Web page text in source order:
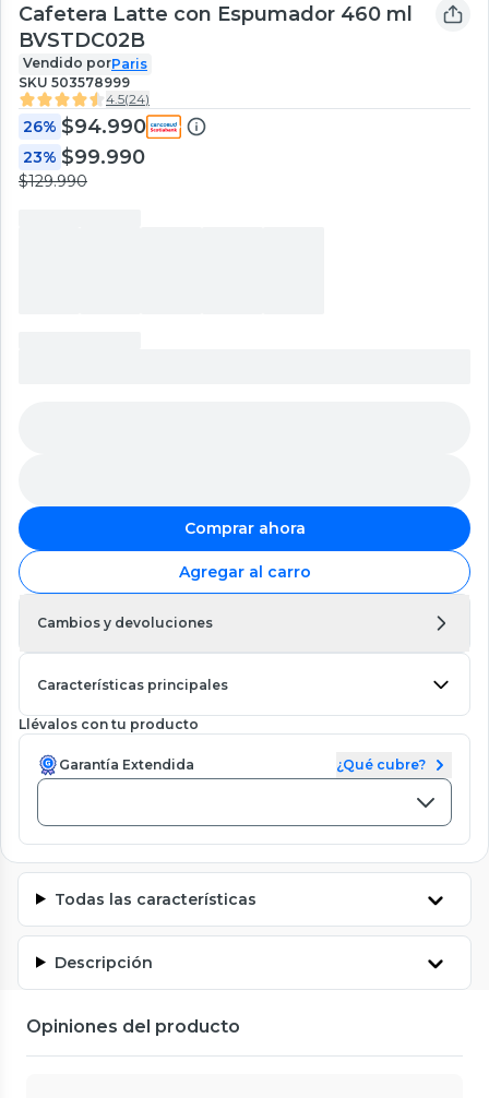
Cafetera Latte con Espumador 460 ml
BVSTDC02B
Vendido porParis
SKU 503578999
4.5(24)
26% $94.990
23% $99.990
$129.990
Comprar ahora
Agregar al carro
Cambios y devoluciones
Características principales
Llévalos con tu producto
Garantía Extendida ¿Qué cubre?
Todas las características
Descripción
Opiniones del producto